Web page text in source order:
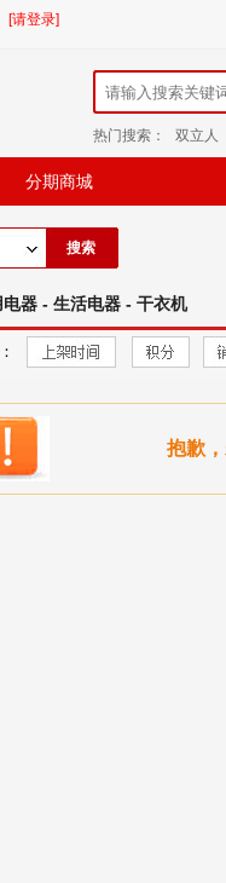
[请登录]
热门搜索： 双立人
分期商城
搜索
电器 - 生活电器 - 干衣机
抱歉